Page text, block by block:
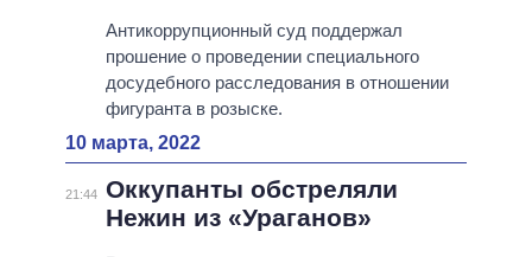
Антикоррупционный суд поддержал
прошение о проведении специального
досудебного расследования в отношении
фигуранта в розыске.
10 марта, 2022
21:44 Оккупанты обстреляли
Нежин из «Ураганов»